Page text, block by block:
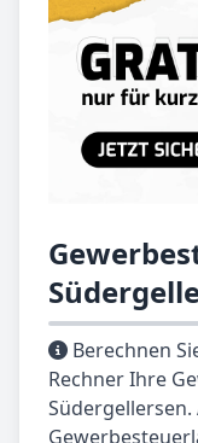
Berechnen
Rechner Ihre